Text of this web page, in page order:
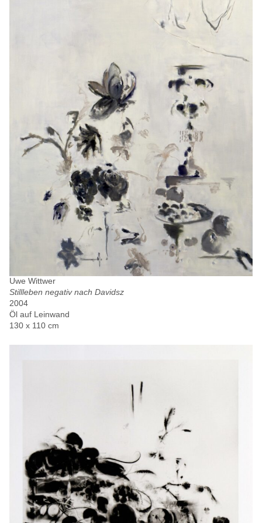
Uwe Wittwer
Stillleben negativ nach Davidsz
2004
Öl auf Leinwand
130 x 110 cm